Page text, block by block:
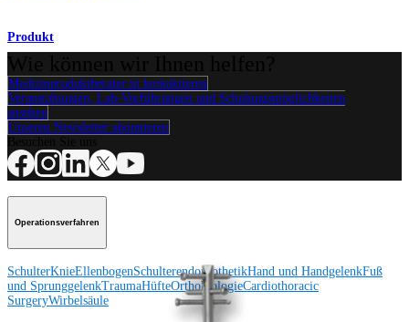
Produkt
Medizinproduktberater:in kontaktieren
Veranstaltungen, Lab-Vorführungen und Schulungsmöglichkeiten
ansehen
Unseren Newsletter abonnieren
Operationsverfahren
SchulterKnieEllenbogenSchulterendoprothetikHand und HandgelenkFuß
und SprunggelenkTraumaHüfteOrthobiologieCardiothoracic
SurgeryWirbelsäule